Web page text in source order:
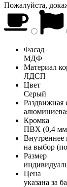
Пожалуйста,
Фасад
МДФ
Материал
ЛДСП
Цвет
Серый
Раздвижная
Кромка
ПВХ (0,4
Внутреннее
на выбор
Размер
Цена
указана за